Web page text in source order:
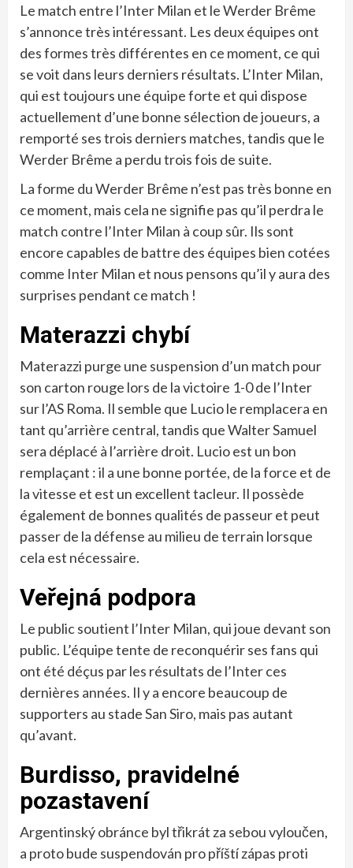
Le match entre l’Inter Milan et le Werder Brême
s’annonce très intéressant. Les deux équipes ont
des formes très différentes en ce moment, ce qui
se voit dans leurs derniers résultats. L’Inter Milan,
qui est toujours une équipe forte et qui dispose
actuellement d’une bonne sélection de joueurs, a
remporté ses trois derniers matches, tandis que le
Werder Brême a perdu trois fois de suite.
La forme du Werder Brême n’est pas très bonne en
ce moment, mais cela ne signifie pas qu’il perdra le
match contre l’Inter Milan à coup sûr. Ils sont
encore capables de battre des équipes bien cotées
comme Inter Milan et nous pensons qu’il y aura des
surprises pendant ce match !
Materazzi chybí
Materazzi purge une suspension d’un match pour
son carton rouge lors de la victoire 1-0 de l’Inter
sur l’AS Roma. Il semble que Lucio le remplacera en
tant qu’arrière central, tandis que Walter Samuel
sera déplacé à l’arrière droit. Lucio est un bon
remplaçant : il a une bonne portée, de la force et de
la vitesse et est un excellent tacleur. Il possède
également de bonnes qualités de passeur et peut
passer de la défense au milieu de terrain lorsque
cela est nécessaire.
Veřejná podpora
Le public soutient l’Inter Milan, qui joue devant son
public. L’équipe tente de reconquérir ses fans qui
ont été déçus par les résultats de l’Inter ces
dernières années. Il y a encore beaucoup de
supporters au stade San Siro, mais pas autant
qu’avant.
Burdisso, pravidelné
pozastavení
Argentinský obránce byl třikrát za sebou vyloučen,
a proto bude suspendován pro příští zápas proti